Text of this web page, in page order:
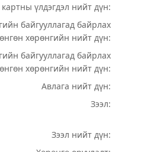
үлдэгдэл нийт дүн:
байгууллагад байрлах
хөрөнгийн нийт дүн:
байгууллагад байрлах
хөрөнгийн нийт дүн:
Авлага нийт дүн:
Зээл:
Зээл нийт дүн: